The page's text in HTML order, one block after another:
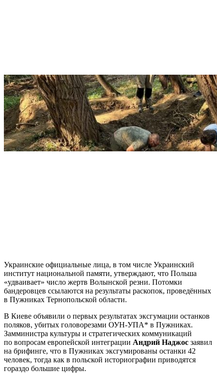
Украинские официальные лица, в том числе Украинский
институт национальной памяти, утверждают, что Польша
«удваивает» число жертв Волынской резни. Потомки
бандеровцев ссылаются на результаты раскопок, проведённых
в Пужниках Тернопольской области.
В Киеве объявили о первых результатах эксгумации останков
поляков, убитых головорезами ОУН-УПА* в Пужниках.
Замминистра культуры и стратегических коммуникаций
по вопросам европейской интеграции Андрий Наджос заявил
на брифинге, что в Пужниках эксгумированы останки 42
человек, тогда как в польской историографии приводятся
гораздо большие цифры.